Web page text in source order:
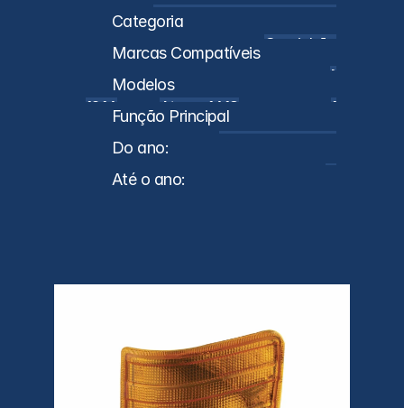
A384 820 71 21 / A384 820 70 21
Categoria
Caminhões
Marcas Compatíveis
MB
Modelos
1214
Atego 1418 1721
Função Principal
Do ano:
Até o ano: